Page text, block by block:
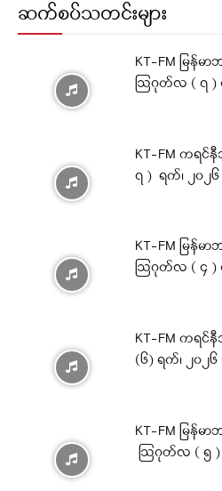
ဆက်စပ်သတင်းများ
KT-FM မြန်မ
ဩဂုတ်လ ( ၇ )
KT-FM ကရ
၇ ) ရက်၊ ၂၀၂
KT-FM မြန်မ
ဩဂုတ်လ ( ၄ )
KT-FM ကရ
(၆) ရက်၊ ၂၀၂
KT-FM မြန်မ
ဩဂုတ်လ ( ၅ )